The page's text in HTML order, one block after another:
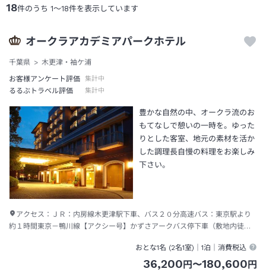
18件のうち 1～18件を表示しています
オークラアカデミアパークホテル
千葉県
木更津・袖ケ浦
お客様アンケート評価
集計中
るるぶトラベル評価 集計中
豊かな自然の中、オークラ流のお
もてなしで憩いの一時を。ゆった
りとした客室、地元の素材を活か
した調理長自慢の料理をお楽しみ
下さい。
アクセス： ＪＲ：内房線木更津駅下車、バス２０分高速バス：東京駅より
約１時間東京－鴨川線【アクシー号】かずさアークバス停下車（敷地内徒
おとな1名 (2名1室)｜1泊 ｜消費税込
36,200 円 〜180,600 円